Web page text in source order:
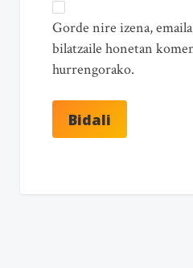
Gorde nire izena,
bilatzaile honetan
hurrengorako.